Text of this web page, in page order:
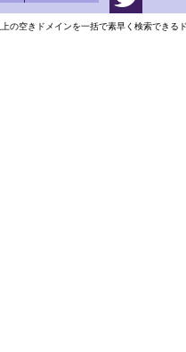
の空きドメインを一括で素早く検索できる